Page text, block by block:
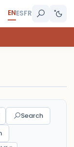
ENESFR
Search